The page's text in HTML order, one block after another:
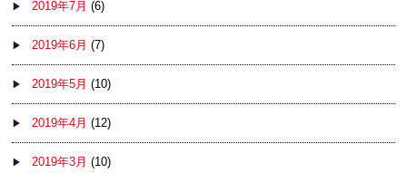
2019年7月 (6)
2019年6月 (7)
2019年5月 (10)
2019年4月 (12)
2019年3月 (10)